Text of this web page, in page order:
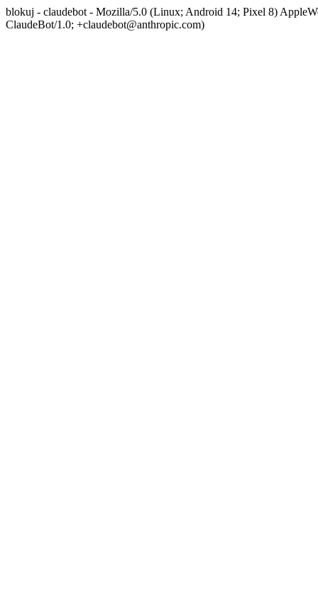
blokuj - claudebot - Mozilla/5.0 (Linux; Android 14; Pixel 8)
ClaudeBot/1.0; +claudebot@anthropic.com)